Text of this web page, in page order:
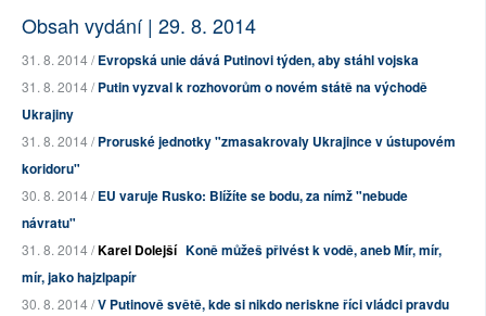
Obsah vydání | 29. 8. 2014
31. 8. 2014 /Evropská unie dává Putinovi týden, aby stáhl vojska
31. 8. 2014 /Putin vyzval k rozhovorům o novém státě na východě
Ukrajiny
31. 8. 2014 /Proruské jednotky "zmasakrovaly Ukrajince v ústupovém
koridoru"
30. 8. 2014 /EU varuje Rusko: Blížíte se bodu, za nímž "nebude
návratu"
31. 8. 2014 /Karel Dolejší Koně můžeš přivést k vodě, aneb Mír, mír,
mír, jako hajzlpapír
30. 8. 2014 /V Putinově světě, kde si nikdo neriskne říci vládci pravdu